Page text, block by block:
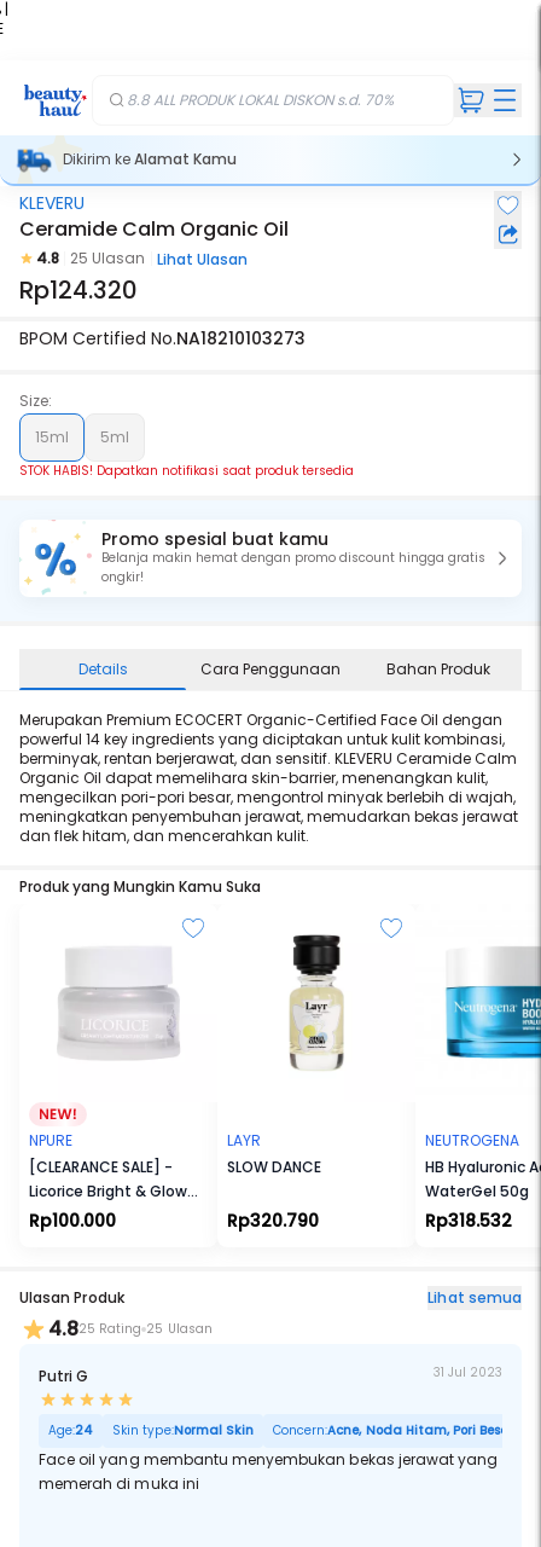
|
8.8 ALL PRODUK LOKAL DISKON s.d. 70%
Dikirim keAlamat Kamu
Stok Habis
KLEVERU
Ceramide Calm Organic Oil
4.8 25 Ulasan Lihat Ulasan
Rp124.320
BPOM Certified No.NA18210103273
Size:
15ml
5ml
STOK HABIS! Dapatkan notifikasi saat produk tersedia
Promo spesial buat kamu
Belanja makin hemat dengan promo discount hingga gratis
ongkir!
Details Cara Penggunaan Bahan Produk
Merupakan Premium ECOCERT Organic-Certified Face Oil dengan
powerful 14 key ingredients yang diciptakan untuk kulit kombinasi,
berminyak, rentan berjerawat, dan sensitif. KLEVERU Ceramide Calm
Organic Oil dapat memelihara skin-barrier, menenangkan kulit,
mengecilkan pori-pori besar, mengontrol minyak berlebih di wajah,
meningkatkan penyembuhan jerawat, memudarkan bekas jerawat
dan flek hitam, dan mencerahkan kulit.
Produk yang Mungkin Kamu Suka
NPURE
[CLEARANCE SALE] -
Licorice Bright & Glow
Creamy
Rp100.000
LAYR
SLOW DANCE
Rp320.790
NEUTROGENA
HB Hyaluronic
WaterGel 50g
Rp318.532
Ulasan Produk Lihat semua
4.825 Rating 25 Ulasan
Putri G 31 Jul 2023
Age:24 Skin type:Normal Skin Concern:Acne, Noda Hitam, Pori Besar
Face oil yang membantu menyembukan bekas jerawat yang
memerah di muka ini